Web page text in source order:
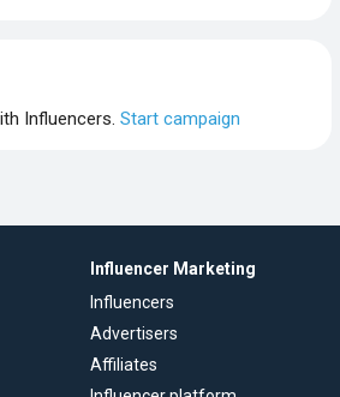
Influencers. Start campaign
Influencer Marketing
Influencers
Advertisers
Affiliates